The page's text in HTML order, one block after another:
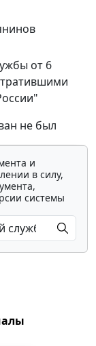
от 6
не был
и
в силу,
системы